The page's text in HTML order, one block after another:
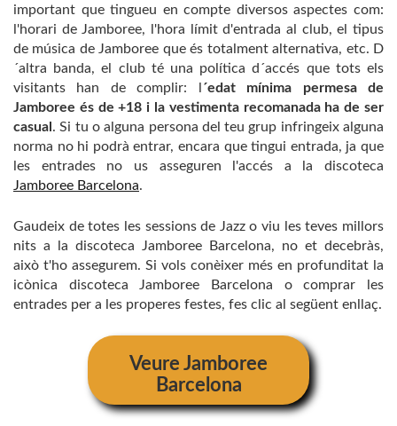
important que tingueu en compte diversos aspectes com:
l'horari de Jamboree, l'hora límit d'entrada al club, el tipus
de música de Jamboree que és totalment alternativa, etc. D
´altra banda, el club té una política d´accés que tots els
visitants han de complir: l´edat mínima permesa de
Jamboree és de +18 i la vestimenta recomanada ha de ser
casual. Si tu o alguna persona del teu grup infringeix alguna
norma no hi podrà entrar, encara que tingui entrada, ja que
les entrades no us asseguren l'accés a la discoteca
Jamboree Barcelona.
Gaudeix de totes les sessions de Jazz o viu les teves millors
nits a la discoteca Jamboree Barcelona, ​​no et decebràs,
això t'ho assegurem. Si vols conèixer més en profunditat la
icònica discoteca Jamboree Barcelona o comprar les
entrades per a les properes festes, fes clic al següent enllaç.
Veure Jamboree
Barcelona